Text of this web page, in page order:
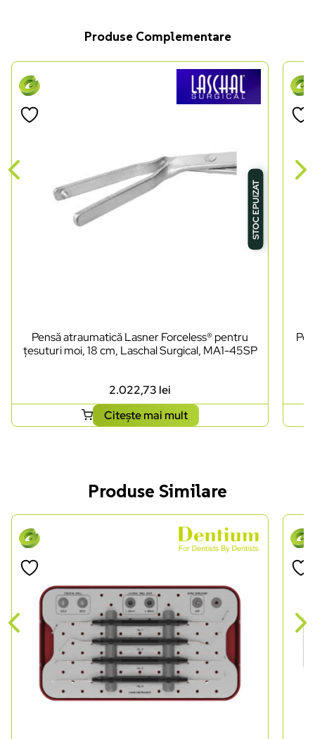
Produse Complementare
STOC EPUIZAT
Pensă atraumatică Lasner Forceless® pentru
țesuturi moi, 18 cm, Laschal Surgical, MA1-45SP
2.022,73 lei
Citește mai mult
Produse Similare